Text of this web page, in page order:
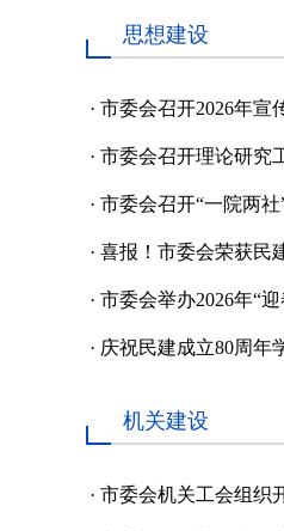
思想建设
· 市委会召开2026年宣
· 市委会召开理论研究
· 市委会召开“一院两
· 喜报！市委会荣获民
· 市委会举办2026年“
· 庆祝民建成立80周年
机关建设
· 市委会机关工会组织